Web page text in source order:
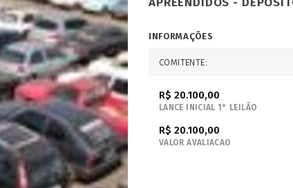
INFORMAÇÕES
COMITENTE:
R$ 20.100,00
LANCE INICIAL 1° LEILÃO
R$ 20.100,00
VALOR AVALIACAO